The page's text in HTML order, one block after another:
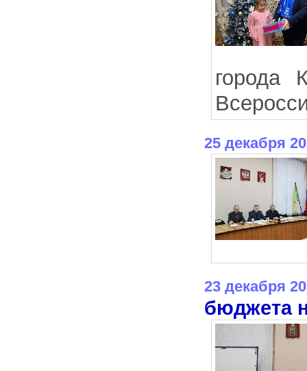
города
25 декабря
23 декабря
бюджета